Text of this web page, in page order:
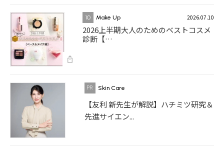
10 Make Up 2026.07.10
2026上半期大人のためのベストコスメ
診断【…
Skin Care
【友利 新先生が解説】ハチミツ研究＆
先進サイエン...